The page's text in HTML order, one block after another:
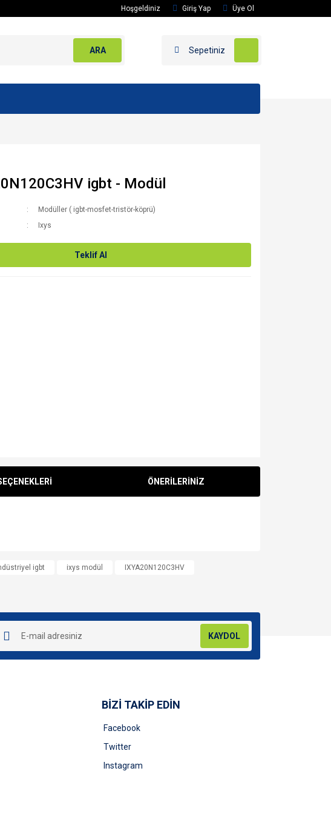
Hoşgeldiniz Giriş Yap Üye Ol
ARA Sepetiniz
igbt - Modül
Modüller ( igbt-mosfet-tristör-köprü)
Ixys
Teklif Al
ÖNERİLERİNİZ
igbt ixys modül
IXYA20N120C3HV
KAYDOL
BİZİ TAKİP EDİN
Facebook
Twitter
Instagram